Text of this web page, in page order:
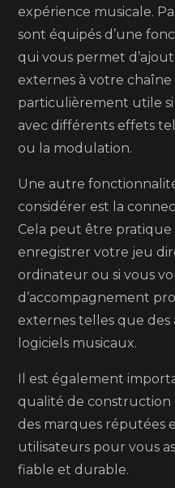
expérience musicale.
sont équipés d’une
qui vous permet
externes à votre
particulièrement utile
avec différents effets
ou la modulation.
Une autre
considérer est la
Cela peut être pratique
enregistrer votre jeu
ordinateur ou si vous
d’accompagnement
externes telles que des
logiciels musicaux.
Il est également
qualité de construction
des marques réputées
utilisateurs pour vous
fiable et durable.